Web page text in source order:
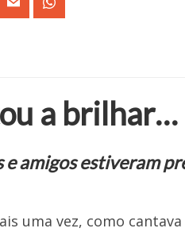
a brilhar…
e amigos estiveram
uma vez, como